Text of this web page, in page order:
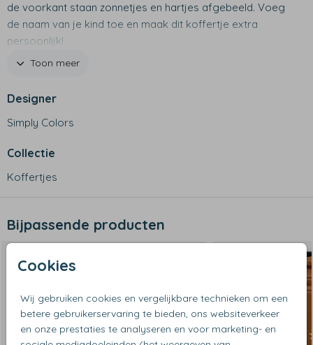
Cookies
Wij gebruiken cookies en vergelijkbare technieken om een
betere gebruikerservaring te bieden, ons websiteverkeer
en onze prestaties te analyseren en voor marketing- en
de voorkant staan zonnetjes en hartjes afgebeeld. Voeg
de naam van je kind toe en maak dit koffertje extra
persoonlijk!
Dit product maakt onderdeel uit van
- Merk: Bulbby
- Afmetingen: 38 x 27 x 11 cm
- Waterafstotend
Toon meer
Designer
Simply Colors
Collectie
Koffertjes
Bijpassende producten